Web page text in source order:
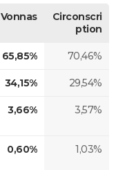
Vonnas
Circonscri
ption
65,85% 70,46%
34,15% 29,54%
3,66% 3,57%
0,60% 1,03%